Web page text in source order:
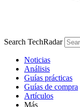
Search TechRadar
Noticias
Análisis
Guías prácticas
Guías de compra
Artículos
Más